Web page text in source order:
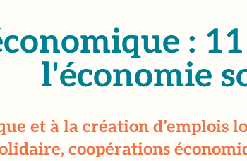
:
l'économie
et à la création d’emplois
coopérations